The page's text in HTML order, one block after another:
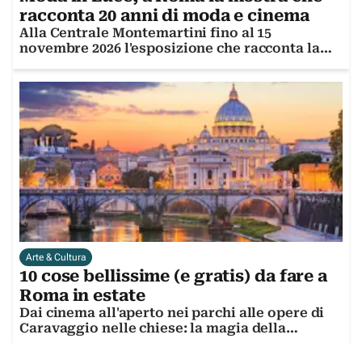
racconta 20 anni di moda e cinema
Alla Centrale Montemartini fino al 15
novembre 2026 l'esposizione che racconta la
Arte & Cultura
10 cose bellissime (e gratis) da fare a
Roma in estate
Dai cinema all'aperto nei parchi alle opere di
Caravaggio nelle chiese: la magia della